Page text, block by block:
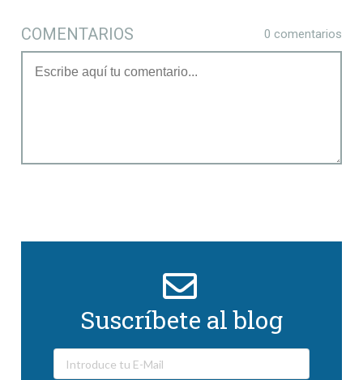
COMENTARIOS 0 comentarios
Suscríbete al blog